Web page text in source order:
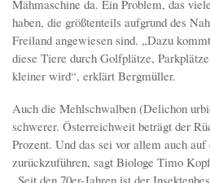
Mähmaschine da. Ein Problem, das
haben, die größtenteils aufgrund des
Freiland angewiesen sind. „Dazu
diese Tiere durch Golfplätze,
kleiner wird“, erklärt Bergmüller.
Auch die Mehlschwalben (Delichon
schwerer. Österreichweit beträgt der
Prozent. Und das sei vor allem auch auf
zurückzuführen, sagt Biologe Timo
„Seit den 70er-Jahren ist der